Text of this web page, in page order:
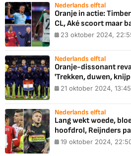
Nederlands elftal
Oranje in actie:
CL, Aké scoort maar
23 oktober 2024,
Nederlands elftal
Oranje-dissonant
'Trekken, duwen,
21 oktober 2024, 13:45
Nederlands elftal
Lang wekt woede,
hoofdrol, Reijnders
19 oktober 2024,